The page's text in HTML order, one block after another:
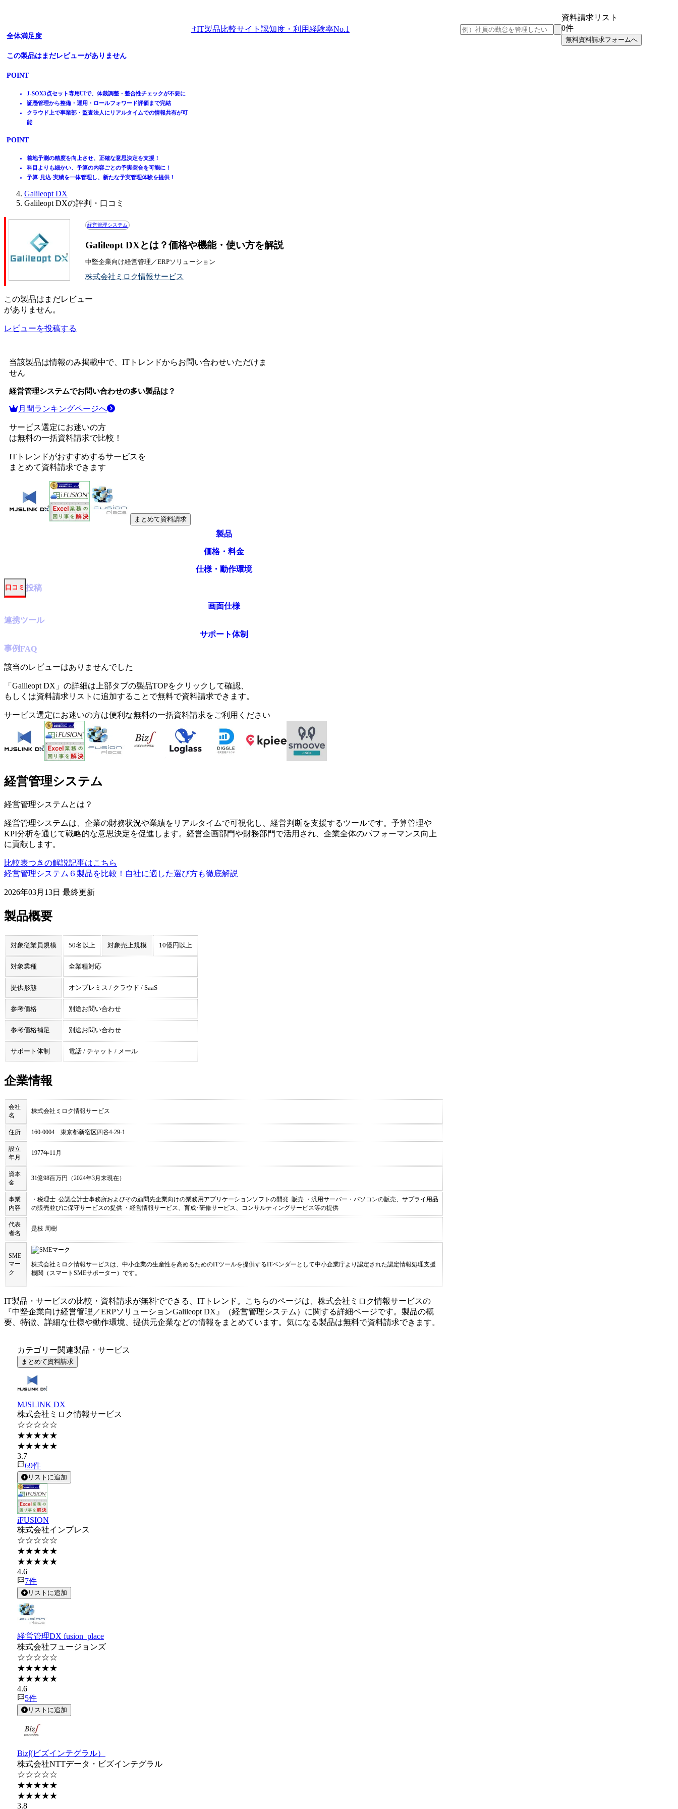
法人向けIT製品比較サイト 認知度・利用経験率No.1
資料請求リスト
0件
無料資料請求フォームへ
ホーム
ランキングから探す
記事を読む
はじめての方へ
掲載について
動画で学ぶ
IT製品比較TOP
会計
Galileopt DX
Galileopt DXの評判・口コミ
経営管理システム
Galileopt DXとは？価格や機能・使い方を解説
中堅企業向け経営管理／ERPソリューション
株式会社ミロク情報サービス
この製品はまだレビュー
がありません。
レビューを投稿する
当該製品は情報のみ掲載中で、ITトレンドからお問い合わせいただけま
せん
経営管理システムでお問い合わせの多い製品は？
月間ランキングページへ
サービス選定にお迷いの方
は無料の一括資料請求で比較！
ITトレンドがおすすめするサービスを
まとめて資料請求できます
まとめて資料請求
製品
価格・料金
仕様・動作環境
口コミ 投稿
画面仕様
連携ツール
サポート体制
事例FAQ
該当のレビューはありませんでした
「 Galileopt DX 」の詳細は上部タブの製品TOPをクリックして確認、
もしくは資料請求リストに追加することで無料で資料請求できます。
サービス選定にお迷いの方は便利な無料の一括資料請求をご利用ください
中堅・中小企業向け経営管理／ERPシステム
全体満足度
☆☆☆☆☆
★★★★★
POINT
安定した基盤を利用し、システム維持・管理にかかる負荷を低減
データ連携・AIでDX推進し、スピード経営と企業価値を向上を実
現
【無償体験版あり】今あるExcelフォーマットをシステム
POINT
【使いやすさ】今あるExcel業務をまとめて簡単システム化！!
【効率化】予算編成/予実管理等のデータ収集・集計作業が激減！!
【外部連携】基幹/会計/販売など各種システムと豊富な連携実績！
グローバル連結から単体管理まで､現場力を喚起する
全体満足度
☆☆☆☆☆
★★★★★
POINT
PL、BS、CS、非財務項目など多種多様な経営管理情報を入力・
収集
経営管理領域に精通したコンサルタントによる短期間導入
豊富な標準機能と開発基盤を兼ね備えた、統合ERP
全体満足度
☆☆☆☆☆
★★★★★
POINT
販売・会計・人事の他に、BI・EAI など幅広く取り揃えている
国内外の豊富な導入実績持つワークフローで迅速な意思決定を実
現
【年間ランキングNo.1】クラウド経営管理システム
全体満足度
☆☆☆☆☆
★★★★★
POINT
ノーコードで配賦を自動化、複数パターンの比較も簡単に
ダッシュボードで可視化、ドリルダウンで明細まで即確認
予算-見込-実績を一元管理。企業の未来の質を上げる予実
POINT
着地予測の精度を向上させ、正確な意思決定を支援！
科目よりも細かい、予算の内容ごとの予実突合を可能に！
予算-見込-実績を一体管理し、新たな予実管理体験を提供！
全体満足度
この製品はまだレビューがありません
POINT
経営に関するデータを自動で収集/集計し、工数を削減
データの可視化とAI活用で、改善までのスピードを短縮
定型業務をまるっとアウトソーシング
全体満足度
この製品はまだレビューがありません
POINT
J-SOX3点セット専用UIで、体裁調整・整合性チェックが不要に
証憑管理から整備・運用・ロールフォワード評価まで完結
クラウド上で事業部・監査法人にリアルタイムでの情報共有が可
能
経営管理システム
経営管理システム とは？
経営管理システムは、企業の財務状況や業績をリアルタイムで可視化し、経営判断を支援するツールです。予算管理や
KPI分析を通じて戦略的な意思決定を促進します。経営企画部門や財務部門で活用され、企業全体のパフォーマンス向上
に貢献します。
比較表つきの解説記事はこちら
経営管理システム６製品を比較！自社に適した選び方も徹底解説
2026年03月13日 最終更新
製品概要
対象従業員規模 50名以上 対象売上規模 10億円以上
対象業種 全業種対応
提供形態 オンプレミス / クラウド / SaaS
参考価格 別途お問い合わせ
参考価格補足 別途お問い合わせ
サポート体制 電話 / チャット / メール
企業情報
会社
名
株式会社ミロク情報サービス
住所 160-0004 東京都新宿区四谷4-29-1
設立
年月
1977年11月
資本
金
31億98百万円（2024年3月末現在）
事業
内容
・税理士･公認会計士事務所およびその顧問先企業向けの業務用アプリケーションソフトの開発･販売 ・汎用サーバー・パソコンの販売、サプライ用品
の販売並びに保守サービスの提供 ・経営情報サービス、育成･研修サービス、コンサルティングサービス等の提供
代表
者名
是枝 周樹
SME
マー
ク
株式会社ミロク情報サービスは、中小企業の生産性を高めるためのITツールを提供するITベンダーとして中小企業庁より認定された認定情報処理支援
機関（スマートSMEサポーター）です。
IT製品・サービスの比較・資料請求が無料でできる、ITトレンド。こちらのページは、 株式会社ミロク情報サービスの
『中堅企業向け経営管理／ERPソリューションGalileopt DX』（経営管理システム）に関する詳細ページです。製品の概
要、特徴、詳細な仕様や動作環境、提供元企業などの情報をまとめています。気になる製品は無料で資料請求できます。
カテゴリー関連製品・サービス
まとめて資料請求
MJSLINK DX
株式会社ミロク情報サービス
☆☆☆☆☆
★★★★★
★★★★★
3.7
69件
リストに追加
iFUSION
株式会社インプレス
☆☆☆☆☆
★★★★★
★★★★★
4.6
7件
リストに追加
経営管理DX fusion_place
株式会社フュージョンズ
☆☆☆☆☆
★★★★★
★★★★★
4.6
5件
リストに追加
Biz∫(ビズインテグラル）
株式会社NTTデータ・ビズインテグラル
☆☆☆☆☆
★★★★★
★★★★★
3.8